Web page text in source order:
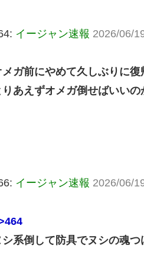
イージャン速報 2026/06/
メガ前にやめて久しぶりに
りあえずオメガ倒せばいいの
イージャン速報 2026/06/
シ系倒して防具でヌシの魂